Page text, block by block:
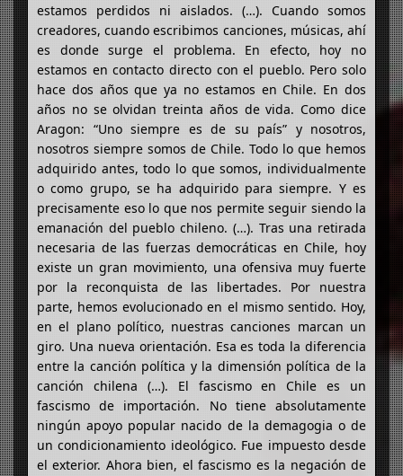
estamos perdidos ni aislados. (…). Cuando somos
creadores, cuando escribimos canciones, músicas, ahí
es donde surge el problema. En efecto, hoy no
estamos en contacto directo con el pueblo. Pero solo
hace dos años que ya no estamos en Chile. En dos
años no se olvidan treinta años de vida. Como dice
Aragon: “Uno siempre es de su país” y nosotros,
nosotros siempre somos de Chile. Todo lo que hemos
adquirido antes, todo lo que somos, individualmente
o como grupo, se ha adquirido para siempre. Y es
precisamente eso lo que nos permite seguir siendo la
emanación del pueblo chileno. (…). Tras una retirada
necesaria de las fuerzas democráticas en Chile, hoy
existe un gran movimiento, una ofensiva muy fuerte
por la reconquista de las libertades. Por nuestra
parte, hemos evolucionado en el mismo sentido. Hoy,
en el plano político, nuestras canciones marcan un
giro. Una nueva orientación. Esa es toda la diferencia
entre la canción política y la dimensión política de la
canción chilena (…). El fascismo en Chile es un
fascismo de importación. No tiene absolutamente
ningún apoyo popular nacido de la demagogia o de
un condicionamiento ideológico. Fue impuesto desde
el exterior. Ahora bien, el fascismo es la negación de